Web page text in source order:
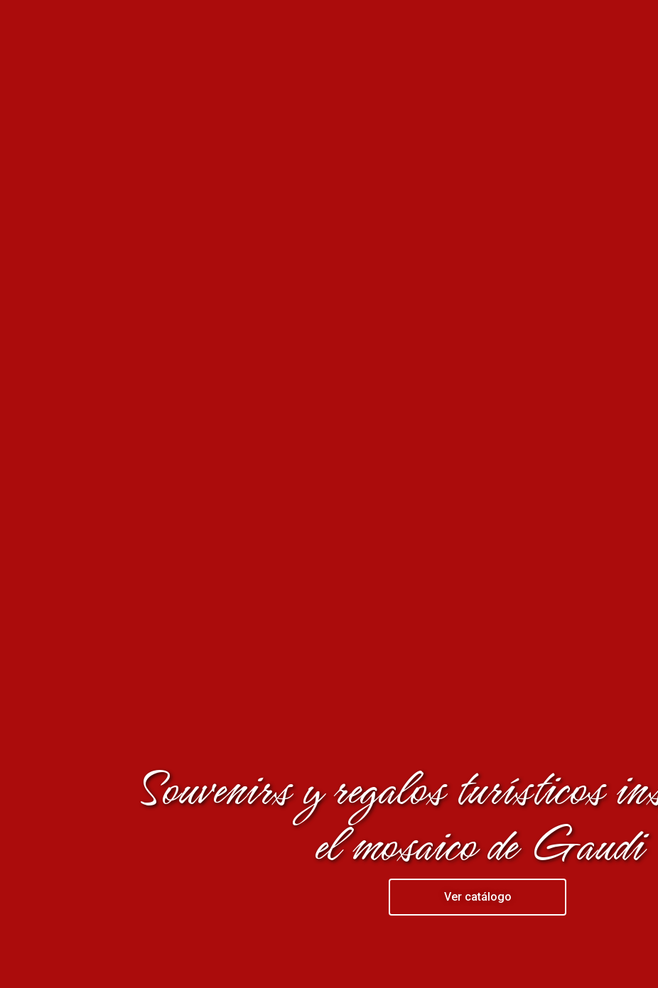
Souvenirs y regalos turísticos
el mosaico de Gaudi
Ver catálogo